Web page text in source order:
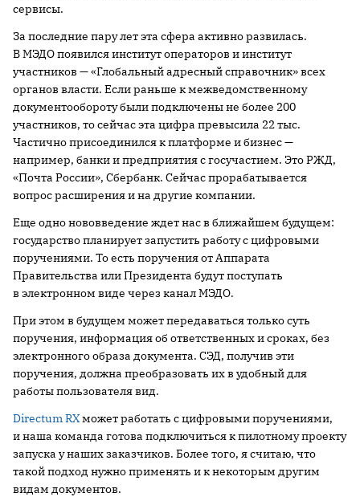
сервисы.
За последние пару лет эта сфера активно развилась.
В МЭДО появился институт операторов и институт
участников — «Глобальный адресный справочник» всех
органов власти. Если раньше к межведомственному
документообороту были подключены не более 200
участников, то сейчас эта цифра превысила 22 тыс.
Частично присоединился к платформе и бизнес —
например, банки и предприятия с госучастием. Это РЖД,
«Почта России», Сбербанк. Сейчас прорабатывается
вопрос расширения и на другие компании.
Еще одно нововведение ждет нас в ближайшем будущем:
государство планирует запустить работу с цифровыми
поручениями. То есть поручения от Аппарата
Правительства или Президента будут поступать
в электронном виде через канал МЭДО.
При этом в будущем может передаваться только суть
поручения, информация об ответственных и сроках, без
электронного образа документа. СЭД, получив эти
поручения, должна преобразовать их в удобный для
работы пользователя вид.
Directum RXможет работать с цифровыми поручениями,
и наша команда готова подключиться к пилотному проекту
запуска у наших заказчиков. Более того, я считаю, что
такой подход нужно применять и к некоторым другим
видам документов.